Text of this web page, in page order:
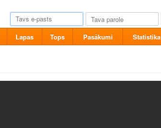
Lapas Tops Pasākumi Statistika